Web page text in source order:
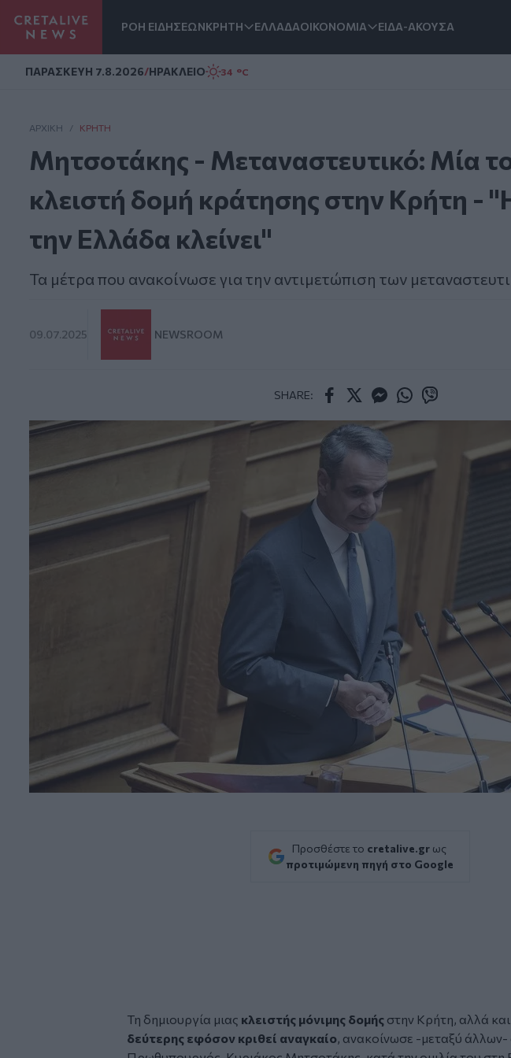
ΡΟΗ ΕΙΔΗΣΕΩΝΚΡΗΤΗ ΕΛΛΑΔΑΟΙΚΟΝΟΜΙΑ ΕΙΔΑ-ΑΚΟΥΣΑ
ΠΑΡΑΣΚΕΥΗ 7.8.2026/ΗΡΑΚΛΕΙΟ 34 °C
ΑΡΧΙΚΗ / ΚΡΉΤΗ
Μητσοτάκης - Μεταναστευτικό: Μία
κλειστή δομή κράτησης στην Κρήτη -
την Ελλάδα κλείνει"
Τα μέτρα που ανακοίνωσε για την αντιμετώπιση των
09.07.2025 NEWSROOM
SHARE:
Προσθέστε το cretalive.gr ως
προτιμώμενη πηγή στο Google
Τη δημιουργία μιας κλειστής μόνιμης δομής στην Κρήτη, αλλά
δεύτερης εφόσον κριθεί αναγκαίο, ανακοίνωσε -μεταξύ άλλων-